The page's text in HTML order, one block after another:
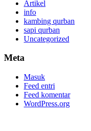
Artikel
info
kambing qurban
sapi qurban
Uncategorized
Meta
Masuk
Feed entri
Feed komentar
WordPress.org